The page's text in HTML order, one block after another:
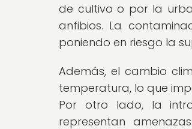
de cultivo o por la
anfibios. La
poniendo en riesgo la
Además, el cambio
temperatura, lo que
Por otro lado, la
representan